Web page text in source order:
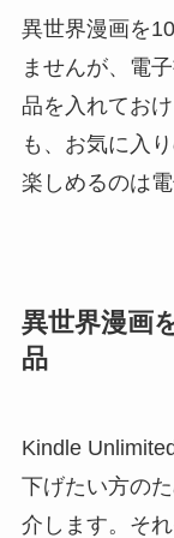
異世界漫画を
ませんが、電
品を入れてお
も、お気に入
楽しめるのは
異世界漫画
品
Kindle
下げたい方の
介します。そ